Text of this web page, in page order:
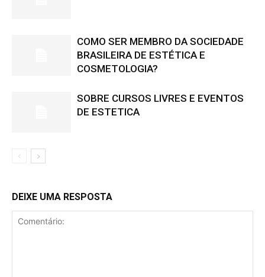
COMO SER MEMBRO DA SOCIEDADE
BRASILEIRA DE ESTÉTICA E
COSMETOLOGIA?
SOBRE CURSOS LIVRES E EVENTOS
DE ESTETICA
DEIXE UMA RESPOSTA